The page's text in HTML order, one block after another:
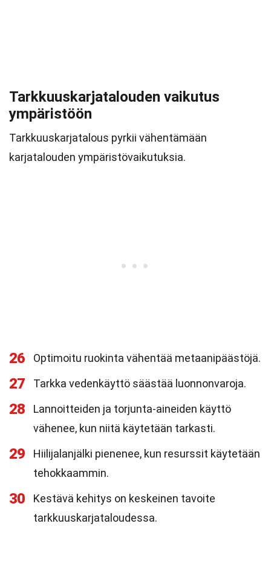
Tarkkuuskarjatalouden vaikutus
ympäristöön
Tarkkuuskarjatalous pyrkii vähentämään
karjatalouden ympäristövaikutuksia.
26 Optimoitu ruokinta vähentää metaanipäästöjä.
27 Tarkka vedenkäyttö säästää luonnonvaroja.
28
Lannoitteiden ja torjunta-aineiden käyttö
vähenee, kun niitä käytetään tarkasti.
29
Hiilijalanjälki pienenee, kun resurssit käytetään
tehokkaammin.
30
Kestävä kehitys on keskeinen tavoite
tarkkuuskarjataloudessa.